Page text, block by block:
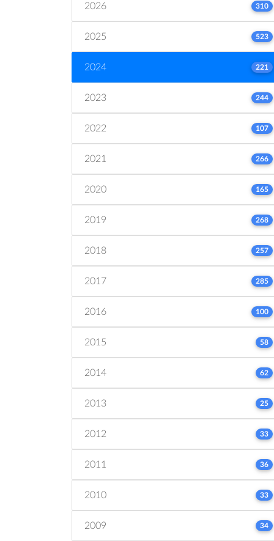
2026 310
2025 523
2024 221
2023 244
2022 107
2021 266
2020 165
2019 268
2018 257
2017 285
2016 100
2015 58
2014 62
2013 25
2012 33
2011 36
2010 33
2009 34